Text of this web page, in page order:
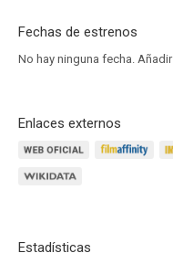
Fechas de estrenos
No hay ninguna fecha. Añadir
Enlaces externos
Estadísticas